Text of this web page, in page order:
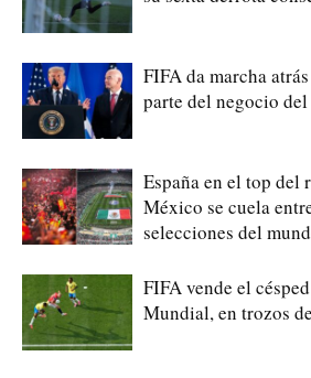
FIFA da marcha
parte del negocio
España en el top del
México se cuela
selecciones del
FIFA vende el
Mundial, en trozos